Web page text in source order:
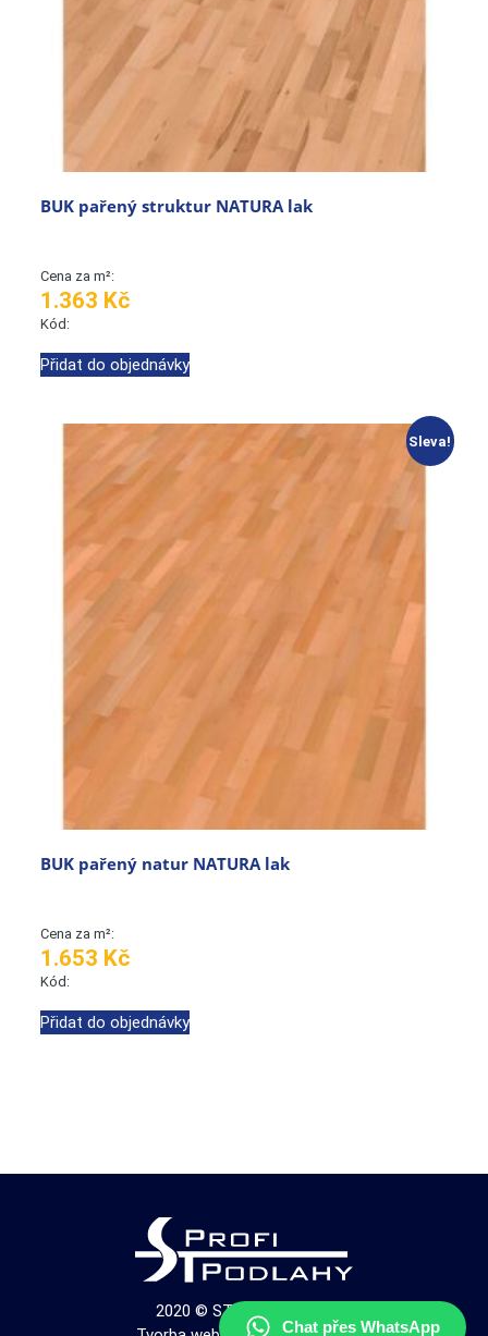
BUK pařený struktur NATURA lak
Cena za m²:
1.363 Kč
Kód:
Přidat do objednávky
Sleva!
BUK pařený natur NATURA lak
Cena za m²:
1.653 Kč
Kód:
Přidat do objednávky
2020 © ST Profi Podlahy
Chat přes WhatsApp